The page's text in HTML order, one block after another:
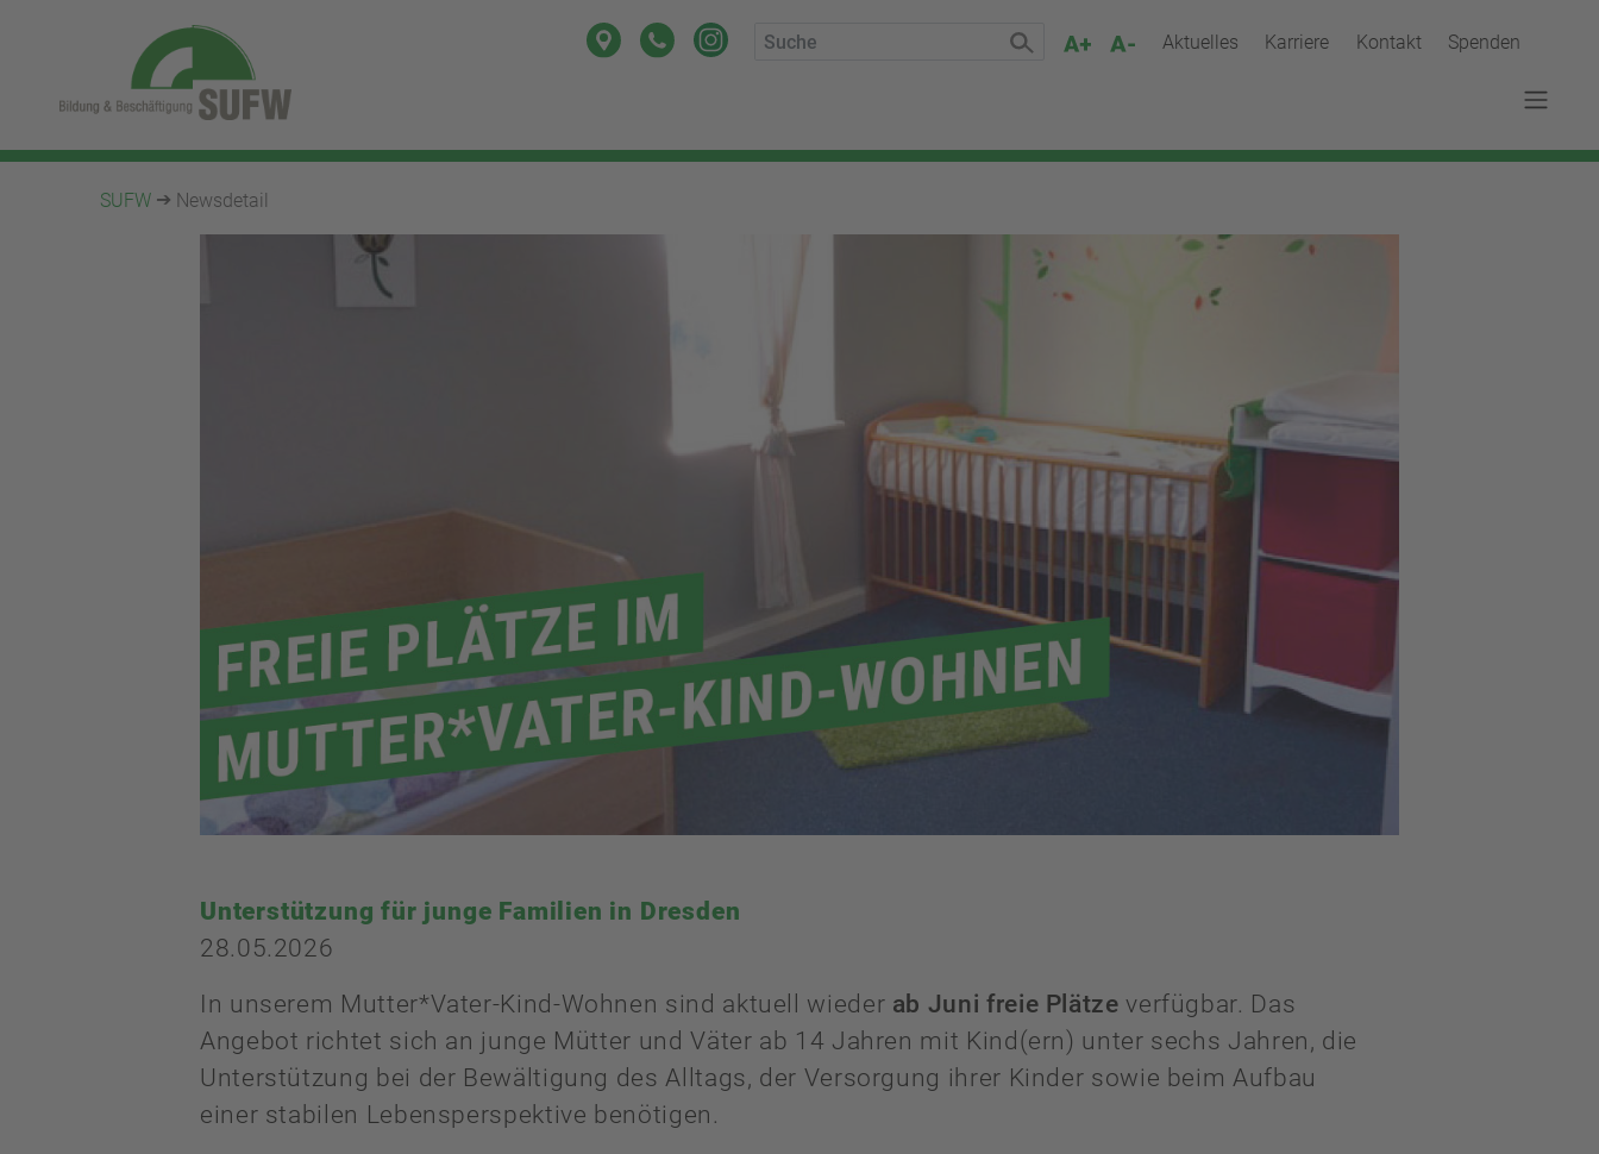
Aktuelles Karriere Kontakt Spenden
SUFW Newsdetail
Unterstützung für junge Familien in Dresden
28.05.2026
In unserem Mutter*Vater-Kind-Wohnen sind aktuell wieder ab Juni freie Plätze verfügbar. Das
Angebot richtet sich an junge Mütter und Väter ab 14 Jahren mit Kind(ern) unter sechs Jahren, die
Unterstützung bei der Bewältigung des Alltags, der Versorgung ihrer Kinder sowie beim Aufbau
einer stabilen Lebensperspektive benötigen.